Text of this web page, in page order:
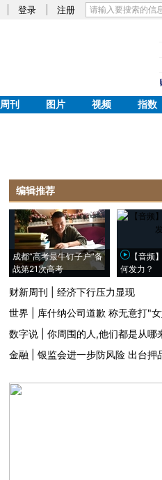
登录 注册
周刊 图片 视频 指数
编辑推荐
成都“高考最牛钉子户”备
战第21次高考
【音频
何发力？
财新周刊
经济下行压力显现
世界
库什纳公司道歉 称无意打"
数字说
你周围的人,他们都是从哪
金融
银监会进一步防风险 出台押